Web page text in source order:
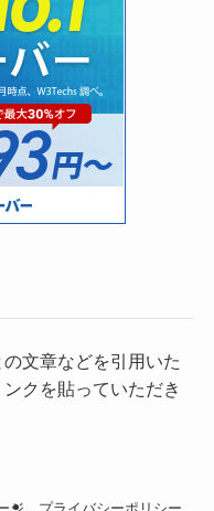
文章などを引用いた
クを貼っていただき